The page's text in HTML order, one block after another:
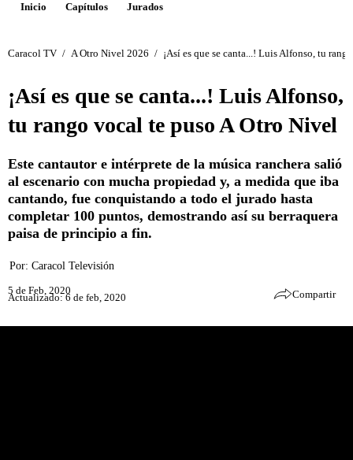
Inicio Capítulos Jurados
Caracol TV / A Otro Nivel 2026 / ¡Así es que se canta...! Luis Alfonso, tu
¡Así es que se canta...! Luis Alfonso,
tu rango vocal te puso A Otro Nivel
Este cantautor e intérprete de la música ranchera salió
al escenario con mucha propiedad y, a medida que iba
cantando, fue conquistando a todo el jurado hasta
completar 100 puntos, demostrando así su berraquera
paisa de principio a fin.
Por: Caracol Televisión
5 de Feb, 2020
Actualizado: 6 de feb, 2020 Compartir